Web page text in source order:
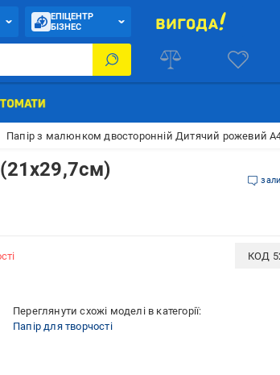
ЕПІЦЕНТР
БІЗНЕС
Папір з малюнком двосторонній Дитячий рожевий
КОД
Переглянути схожі моделі в категорії:
Папір для творчості